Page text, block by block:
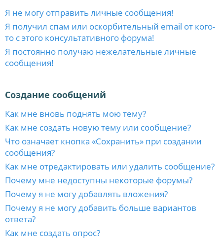
Я не могу отправить личные сообщения!
Я получил спам или оскорбительный email от кого-
то с этого консультативного форума!
Я постоянно получаю нежелательные личные
сообщения!
Создание сообщений
Как мне вновь поднять мою тему?
Как мне создать новую тему или сообщение?
Что означает кнопка «Сохранить» при создании
сообщения?
Как мне отредактировать или удалить сообщение?
Почему мне недоступны некоторые форумы?
Почему я не могу добавлять вложения?
Почему я не могу добавить больше вариантов
ответа?
Как мне создать опрос?